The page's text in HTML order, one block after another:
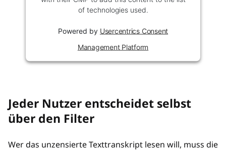
of technologies used.
Powered by Usercentrics Consent
Management Platform
Jeder Nutzer entscheidet selbst
über den Filter
Wer das unzensierte Texttranskript lesen will, muss die